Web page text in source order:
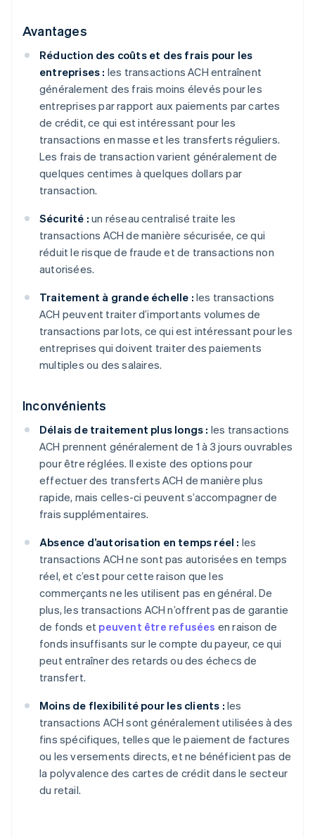
Avantages
Réduction des coûts et des frais pour les
entreprises : les transactions ACH entraînent
généralement des frais moins élevés pour les
entreprises par rapport aux paiements par cartes
de crédit, ce qui est intéressant pour les
transactions en masse et les transferts réguliers.
Les frais de transaction varient généralement de
quelques centimes à quelques dollars par
transaction.
Sécurité : un réseau centralisé traite les
transactions ACH de manière sécurisée, ce qui
réduit le risque de fraude et de transactions non
autorisées.
Traitement à grande échelle : les transactions
ACH peuvent traiter d’importants volumes de
transactions par lots, ce qui est intéressant pour les
entreprises qui doivent traiter des paiements
multiples ou des salaires.
Inconvénients
Délais de traitement plus longs : les transactions
ACH prennent généralement de 1 à 3 jours ouvrables
pour être réglées. Il existe des options pour
effectuer des transferts ACH de manière plus
rapide, mais celles-ci peuvent s’accompagner de
frais supplémentaires.
Absence d’autorisation en temps réel : les
transactions ACH ne sont pas autorisées en temps
réel, et c’est pour cette raison que les
commerçants ne les utilisent pas en général. De
plus, les transactions ACH n’offrent pas de garantie
de fonds et peuvent être refusées en raison de
fonds insuffisants sur le compte du payeur, ce qui
peut entraîner des retards ou des échecs de
transfert.
Moins de flexibilité pour les clients : les
transactions ACH sont généralement utilisées à des
fins spécifiques, telles que le paiement de factures
ou les versements directs, et ne bénéficient pas de
la polyvalence des cartes de crédit dans le secteur
du retail.